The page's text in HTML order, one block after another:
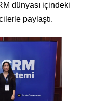
dünyası içindeki
paylaştı.